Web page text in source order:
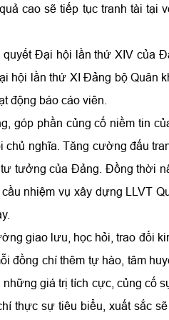
cao sẽ tiếp tục tranh tài tại
Đại hội lần thứ XIV của
hội lần thứ XI Đảng bộ Quân
động báo cáo viên.
góp phần củng cố niềm tin
nghĩa. Tăng cường đấu
tưởng của Đảng. Đồng thời
nhiệm vụ xây dựng LLVT
giao lưu, học hỏi, trao đổi
đồng chí thêm tự hào, tâm
giá trị tích cực, củng cố
thực sự tiêu biểu, xuất sắc